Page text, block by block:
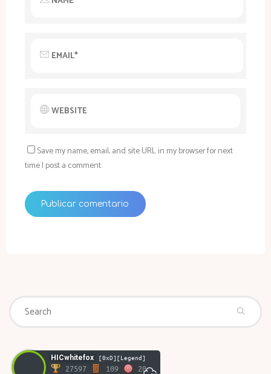
Save my name, email, and site URL in my browser for next
time I post a comment.
Search
HICwhitefox [0xD][Legend]
27597 109 20